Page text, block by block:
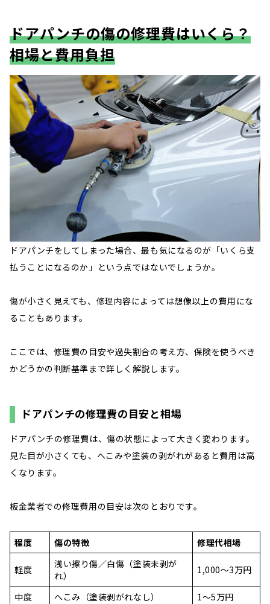
ドアパンチの傷の修理費はいくら？
相場と費用負担
ドアパンチをしてしまった場合、最も気になるのが「いくら支
払うことになるのか」という点ではないでしょうか。
傷が小さく見えても、修理内容によっては想像以上の費用にな
ることもあります。
ここでは、修理費の目安や過失割合の考え方、保険を使うべき
かどうかの判断基準まで詳しく解説します。
ドアパンチの修理費の目安と相場
ドアパンチの修理費は、傷の状態によって大きく変わります。
見た目が小さくても、へこみや塗装の剥がれがあると費用は高
くなります。
板金業者での修理費用の目安は次のとおりです。
程度 傷の特徴 修理代相場
軽度
浅い擦り傷／白傷（塗装未剥が
れ）
1,000〜3万円
中度 へこみ（塗装剥がれなし）
1〜5万円